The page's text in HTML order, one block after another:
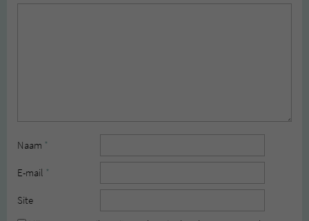
Naam *
E-mail *
Site